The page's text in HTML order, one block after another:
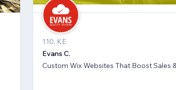
110, KE
Evans C.
Custom Wix Websites That Boost Sales